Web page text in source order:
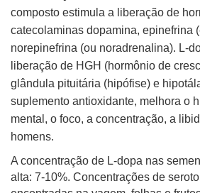
composto estimula a liberação de
catecolaminas dopamina, epinefrina
norepinefrina (ou noradrenalina). L-
liberação de HGH (hormônio de
glândula pituitária (hipófise) e
suplemento antioxidante, melhora o
mental, o foco, a concentração, a
homens.
A concentração de L-dopa nas
alta: 7-10%. Concentrações de